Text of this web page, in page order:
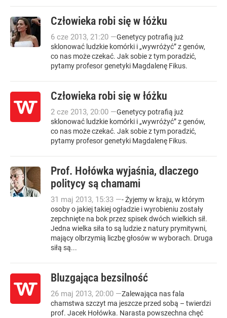
Człowieka robi się w łóżku
6 cze 2013, 21:20 —Genetycy potrafią już
sklonować ludzkie komórki i „wywróżyć” z genów,
co nas może czekać. Jak sobie z tym poradzić,
pytamy profesor genetyki Magdalenę Fikus.
Człowieka robi się w łóżku
2 cze 2013, 20:00 —Genetycy potrafią już
sklonować ludzkie komórki i „wywróżyć” z genów,
co nas może czekać. Jak sobie z tym poradzić,
pytamy profesor genetyki Magdalenę Fikus.
Prof. Hołówka wyjaśnia, dlaczego
politycy są chamami
31 maj 2013, 15:33 —- Żyjemy w kraju, w którym
osoby o jakiej takiej ogładzie i wyrobieniu zostały
zepchnięte na bok przez spisek dwóch wielkich sił.
Jedna wielka siła to są ludzie z natury prymitywni,
mający olbrzymią liczbę głosów w wyborach. Druga
siłą są...
Bluzgająca bezsilność
26 maj 2013, 20:00 —Zalewająca nas fala
chamstwa szczyt ma jeszcze przed sobą – twierdzi
prof. Jacek Hołówka. Narasta powszechna chęć